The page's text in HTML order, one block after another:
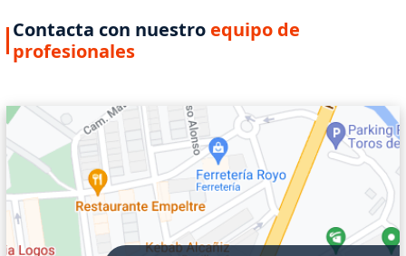
Contacta con nuestro equipo de
profesionales